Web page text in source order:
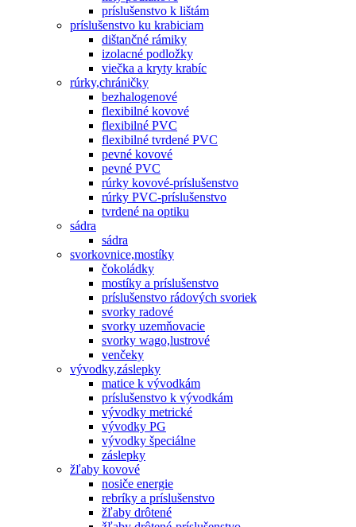
príslušenstvo k lištám
príslušenstvo ku krabiciam
dištančné rámiky
izolacné podložky
viečka a kryty krabíc
rúrky,chráničky
bezhalogenové
flexibilné kovové
flexibilné PVC
flexibilné tvrdené PVC
pevné kovové
pevné PVC
rúrky kovové-príslušenstvo
rúrky PVC-príslušenstvo
tvrdené na optiku
sádra
sádra
svorkovnice,mostíky
čokoládky
mostíky a príslušenstvo
príslušenstvo rádových svoriek
svorky radové
svorky uzemňovacie
svorky wago,lustrové
venčeky
vývodky,záslepky
matice k vývodkám
príslušenstvo k vývodkám
vývodky metrické
vývodky PG
vývodky špeciálne
záslepky
žľaby kovové
nosiče energie
rebríky a príslušenstvo
žľaby drôtené